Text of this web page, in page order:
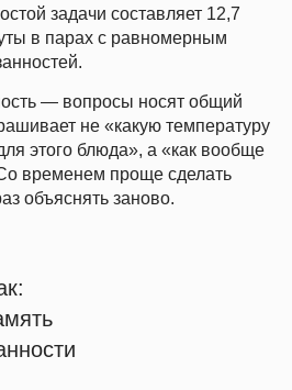
задачи составляет 12,7
в парах с равномерным
— вопросы носят общий
не «какую температуру
этого блюда», а «как вообще
временем проще сделать
объяснять заново.